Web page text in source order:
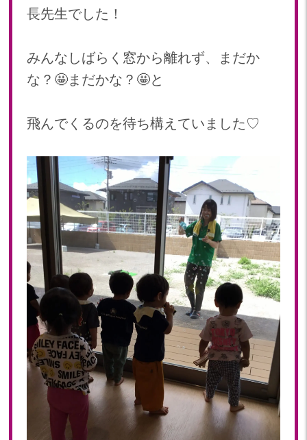
長先生でした！
みんなしばらく窓から離れず、まだか
な？🤩まだかな？🤩と
飛んでくるのを待ち構えていました♡